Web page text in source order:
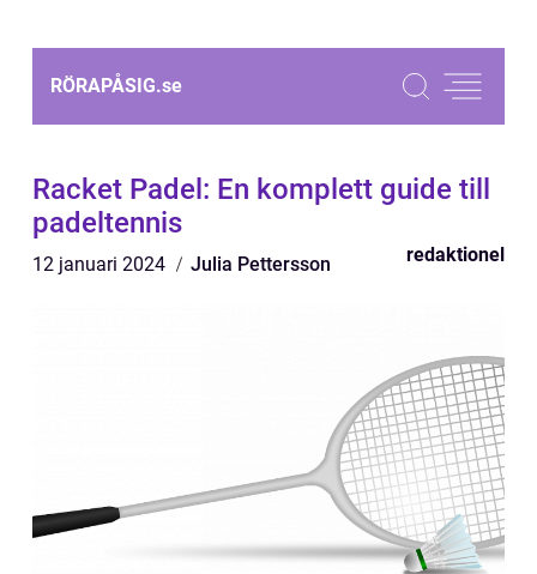
RÖRAPÅSIG.se
Racket Padel: En komplett guide till
padeltennis
12 januari 2024 Julia Pettersson redaktionel